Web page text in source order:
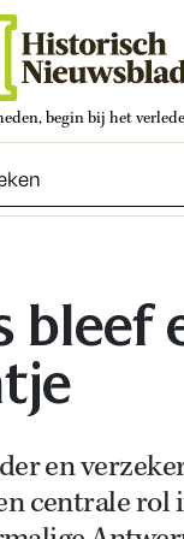
begin bij het
bleef
en
centrale rol